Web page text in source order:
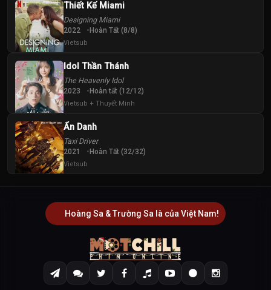
Thiết Kế Miami
Designing Miami
2022 Hoàn Tất (8/8)
Vietsub
Idol Thần Thánh
The Heavenly Idol
2023 Hoàn tất (12/12)
Vietsub + Thuyết Minh
Ẩn Danh
Taxi Driver
2021 Hoàn Tất (32/32)
Vietsub
Hoàng Sa & Trường Sa là của Việt Nam!